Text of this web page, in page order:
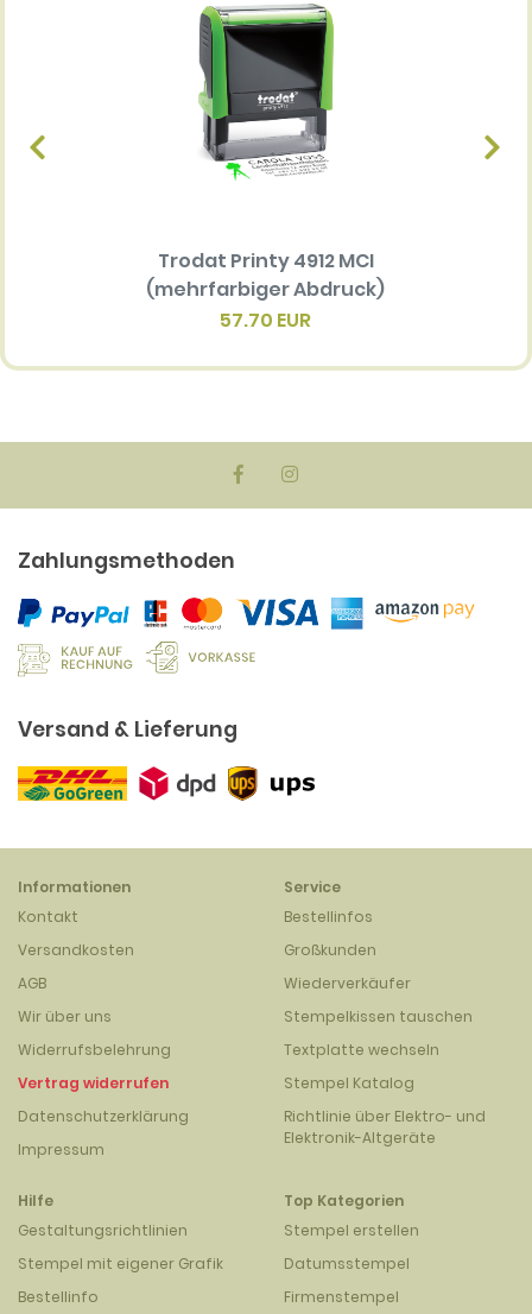
Trodat Printy 4912 MCI
(mehrfarbiger Abdruck)
57.70 EUR
Zahlungsmethoden
Versand & Lieferung
Informationen
Kontakt
Versandkosten
AGB
Wir über uns
Widerrufsbelehrung
Vertrag widerrufen
Datenschutzerklärung
Impressum
Service
Bestellinfos
Großkunden
Wiederverkäufer
Stempelkissen tauschen
Textplatte wechseln
Stempel Katalog
Richtlinie über Elektro- und
Elektronik-Altgeräte
Hilfe
Gestaltungsrichtlinien
Stempel mit eigener Grafik
Bestellinfo
Top Kategorien
Stempel erstellen
Datumsstempel
Firmenstempel